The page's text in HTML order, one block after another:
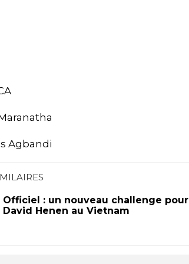
Agbandi
Officiel : un nouveau challenge pour
David Henen au Vietnam